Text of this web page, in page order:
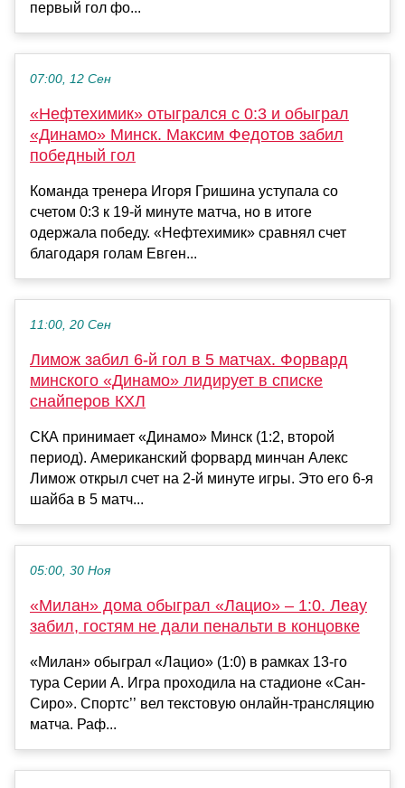
первый гол фо...
07:00, 12 Сен
«Нефтехимик» отыгрался с 0:3 и обыграл
«Динамо» Минск. Максим Федотов забил
победный гол
Команда тренера Игоря Гришина уступала со
счетом 0:3 к 19-й минуте матча, но в итоге
одержала победу. «Нефтехимик» сравнял счет
благодаря голам Евген...
11:00, 20 Сен
Лимож забил 6-й гол в 5 матчах. Форвард
минского «Динамо» лидирует в списке
снайперов КХЛ
СКА принимает «Динамо» Минск (1:2, второй
период). Американский форвард минчан Алекс
Лимож открыл счет на 2-й минуте игры. Это его 6-я
шайба в 5 матч...
05:00, 30 Ноя
«Милан» дома обыграл «Лацио» – 1:0. Леау
забил, гостям не дали пенальти в концовке
«Милан» обыграл «Лацио» (1:0) в рамках 13-го
тура Серии А. Игра проходила на стадионе «Сан-
Сиро». Спортс’’ вел текстовую онлайн-трансляцию
матча. Раф...